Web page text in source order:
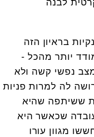
לבנה
בראיון הזה
יותר מהכל -
נפשי קשה ולא
לה למרות פניות
ששיתפה שהיא
שכאשר היא
מגוון עורו